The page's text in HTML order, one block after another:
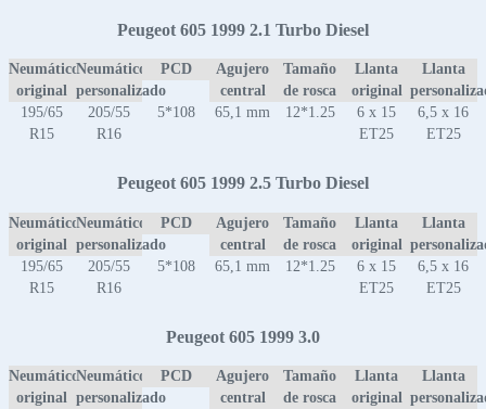
Peugeot 605 1999 2.1 Turbo Diesel
Neumático
original
Neumático
personalizado
PCD
Agujero
central
Tamaño
de rosca
Llanta
original
Llanta
195/65
R15
205/55
R16
5*108 65,1 mm 12*1.25
6 x 15
ET25
6,5 x 16
ET25
Peugeot 605 1999 2.5 Turbo Diesel
Neumático
original
Neumático
personalizado
PCD
Agujero
central
Tamaño
de rosca
Llanta
original
Llanta
195/65
R15
205/55
R16
5*108 65,1 mm 12*1.25
6 x 15
ET25
6,5 x 16
ET25
Peugeot 605 1999 3.0
Neumático
original
Neumático
personalizado
PCD
Agujero
central
Tamaño
de rosca
Llanta
original
Llanta